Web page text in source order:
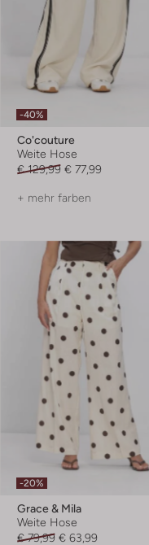
-40%
Co'couture
Weite Hose
€ 129,99 € 77,99
+ mehr farben
-20%
Grace & Mila
Weite Hose
€ 79,99 € 63,99